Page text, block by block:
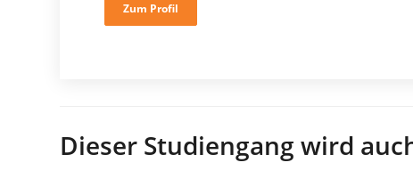
Zum Profil
Dieser Studiengang wird